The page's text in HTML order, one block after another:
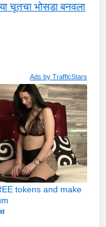
चूतचा भोसडा बनवला
Ads by TrafficStars
tokens and make